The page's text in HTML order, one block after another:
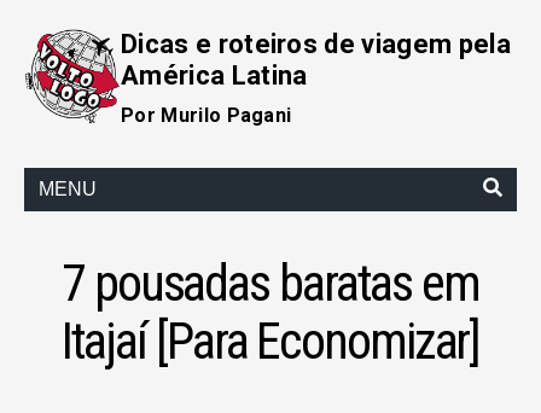
Dicas e roteiros de viagem pela
América Latina
Por Murilo Pagani
MENU
7 pousadas baratas em
Itajaí [Para Economizar]